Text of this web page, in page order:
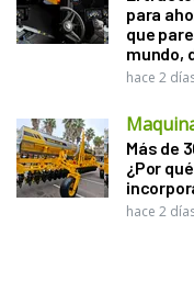
para
que
mundo,
hace 2
Más de
¿Por
hace 2